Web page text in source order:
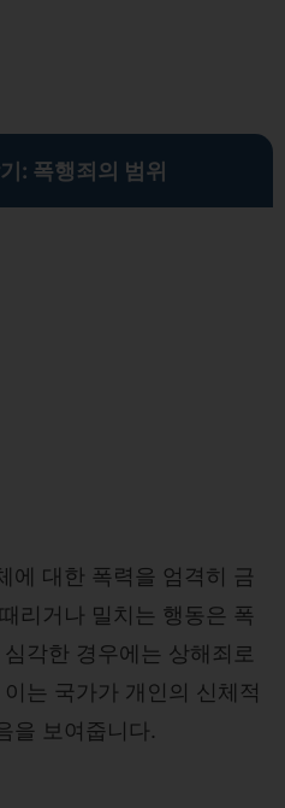
: 폭행죄의 범위
에 대한 폭력을 엄격히 금
리거나 밀치는 행동은 폭
각한 경우에는 상해죄로
는 국가가 개인의 신체적
을 보여줍니다.